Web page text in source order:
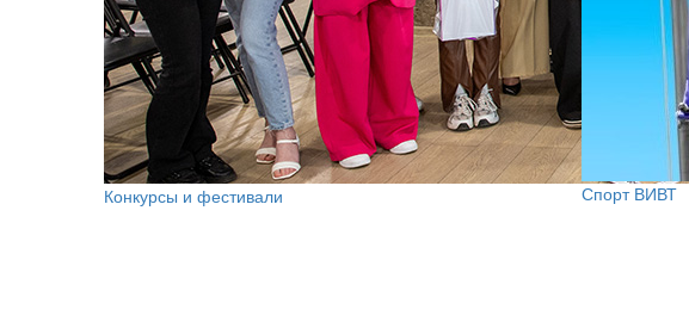
Конкурсы и фестивали Спорт ВИВТ